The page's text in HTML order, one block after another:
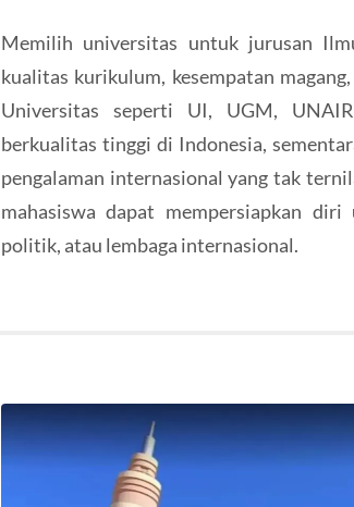
Memilih universitas untuk jurusan
kualitas kurikulum, kesempatan
Universitas seperti UI, UGM,
berkualitas tinggi di Indonesia,
pengalaman internasional yang tak
mahasiswa dapat mempersiapkan
politik, atau lembaga internasional.